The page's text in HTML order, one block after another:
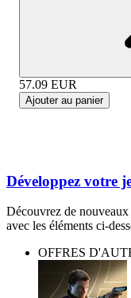
57.09 EUR
Ajouter au panier
Développez votre
Découvrez de
avec les éléments ci-
OFFRES